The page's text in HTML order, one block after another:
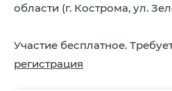
области (г. Кострома, ул.
Участие бесплатное.
регистрация